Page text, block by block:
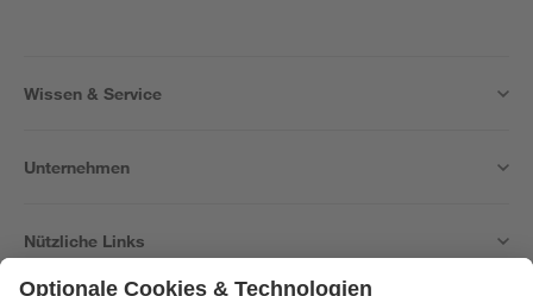
Wissen & Service
Unternehmen
Nützliche Links